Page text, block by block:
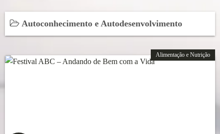
Autoconhecimento e Autodesenvolvimento
Alimentação e Nutrição